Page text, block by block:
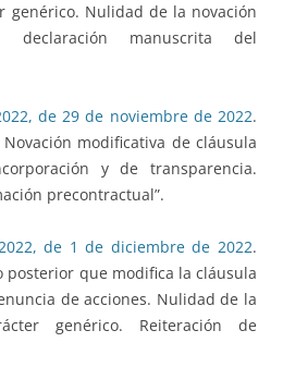
genérico. Nulidad de la novación
manuscrita del
de 29 de noviembre de 2022.
modificativa de cláusula
y de transparencia.
precontractual”.
de 1 de diciembre de 2022.
posterior que modifica la cláusula
de acciones. Nulidad de la
genérico. Reiteración de